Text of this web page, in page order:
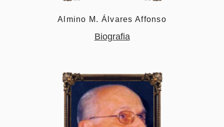
Almino M. Álvares Affonso
Biografia